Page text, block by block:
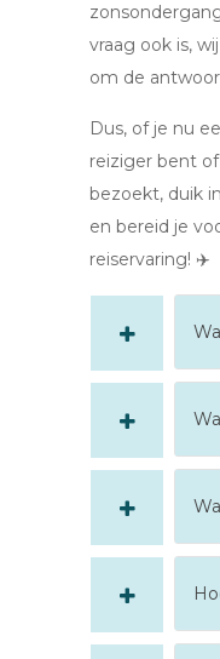
vraag ook is,
om de
Dus, of je nu
reiziger bent
bezoekt, duik
en bereid je
reiservaring! ✈️